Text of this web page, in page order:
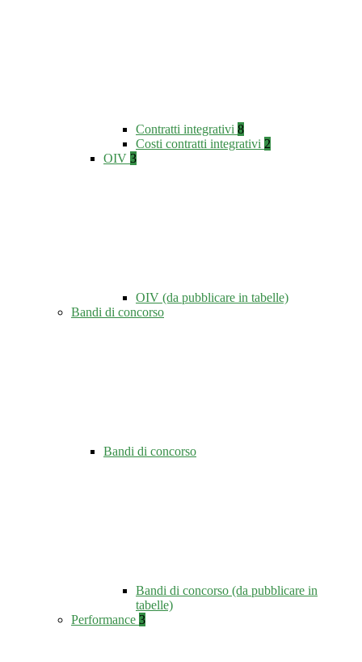
Contratti integrativi 8
Costi contratti integrativi 2
OIV 3
OIV (da pubblicare in tabelle)
Bandi di concorso
Bandi di concorso
Bandi di concorso (da pubblicare in
tabelle)
Performance 3